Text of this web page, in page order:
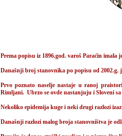
Prema popisu iz 1896.god. varoš Paraćin imala
Današnji broj stanovnika po popisu od 2002.g.
Prvo poznato naselje nastaje u ranoj
Rimljani. Ubrzo se ovde nastanjuju i Sloveni
Nekoliko epidemija kuge i neki drugi razlozi
Današnji razlozi malog broja stanovništva je